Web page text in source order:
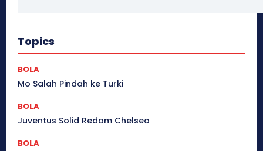
Topics
BOLA
Mo Salah Pindah ke Turki
BOLA
Juventus Solid Redam Chelsea
BOLA